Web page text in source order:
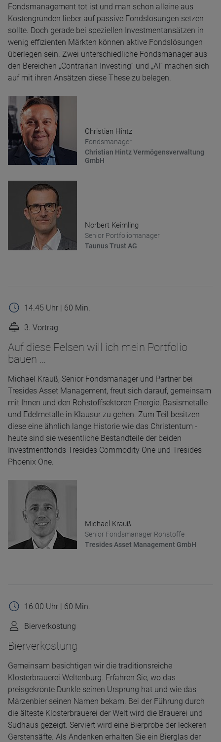
Fondsmanagement tot ist und man schon alleine aus
Kostengründen lieber auf passive Fondslösungen setzen
sollte. Doch gerade bei speziellen Investmentansätzen in
wenig effizienten Märkten können aktive Fondslösungen
überlegen sein. Zwei unterschiedliche Fondsmanager aus
den Bereichen „Contrarian Investing“ und „AI“ machen sich
auf mit ihren Ansätzen diese These zu belegen.
Christian Hintz
Fondsmanager
Christian Hintz Vermögensverwaltung
GmbH
Norbert Keimling
Senior Portfoliomanager
Taunus Trust AG
14.45 Uhr | 60 Min.
3. Vortrag
Auf diese Felsen will ich mein Portfolio
bauen …
Michael Krauß, Senior Fondsmanager und Partner bei
Tresides Asset Management, freut sich darauf, gemeinsam
mit Ihnen und den Rohstoffsektoren Energie, Basismetalle
und Edelmetalle in Klausur zu gehen. Zum Teil besitzen
diese eine ähnlich lange Historie wie das Christentum -
heute sind sie wesentliche Bestandteile der beiden
Investmentfonds Tresides Commodity One und Tresides
Phoenix One.
Michael Krauß
Senior Fondsmanager Rohstoffe
Tresides Asset Management GmbH
16.00 Uhr | 60 Min.
Bierverkostung
Bierverkostung
Gemeinsam besichtigen wir die traditionsreiche
Klosterbrauerei Weltenburg. Erfahren Sie, wo das
preisgekrönte Dunkle seinen Ursprung hat und wie das
Märzenbier seinen Namen bekam. Bei der Führung durch
die älteste Klosterbrauerei der Welt wird die Brauerei und
Sudhaus gezeigt. Serviert wird eine Bierprobe der leckeren
Gerstensäfte. Als Andenken erhalten Sie ein Bierglas der